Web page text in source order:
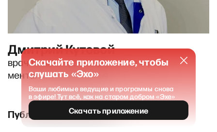
Дмитрий Кутовой
врач-психиатр, специалист в сфере
ментального здоровья
Публикации и выпуски
Скачайте приложение, чтобы
слушать «Эхо»
Ваши любимые ведущие и программы снова
в эфире! Тут всё, как на старом добром «Эхе»
Скачать приложение